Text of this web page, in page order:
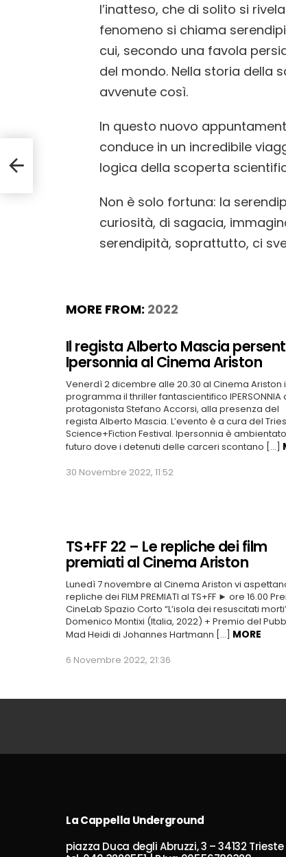
l’inatteso, che di solito si
fenomeno si chiama
cui, secondo una favola
del mondo. Nella storia della
avvenute così.
In questo nuovo
conduce in un incredibile
logica della scoperta
Non è solo fortuna: la
curiosità, di sagacia,
serendipità, soprattutto, ci
MORE FROM: 2022
Il regista Alberto Mascia
Ipersonnia al Cinema Ariston
Venerdì 2 dicembre alle 20.30 al Cinema Ariston
programma il thriller fantascientifico IPERSONNIA
protagonista Stefano Accorsi, alla presenza del
regista Alberto Mascia. L’evento è a cura del
Science+Fiction Festival. Ipersonnia è
futuro dove i detenuti delle carceri scontano […]
30 Novembre 2022, 11:52
TS+FF 22 – Le repliche dei film
premiati al Cinema Ariston
Lunedì 7 novembre al Cinema Ariston vi
repliche dei FILM PREMIATI al TS+FF ► ore 16.00
CineLab Spazio Corto “L’isola dei resuscitati
Domenico Montixi (Italia, 2022) + Premio del
Mad Heidi di Johannes Hartmann […] MORE
6 Novembre 2022, 21:36
La Cappella Underground
piazza Duca degli Abruzzi, 3 – 34132 Trieste